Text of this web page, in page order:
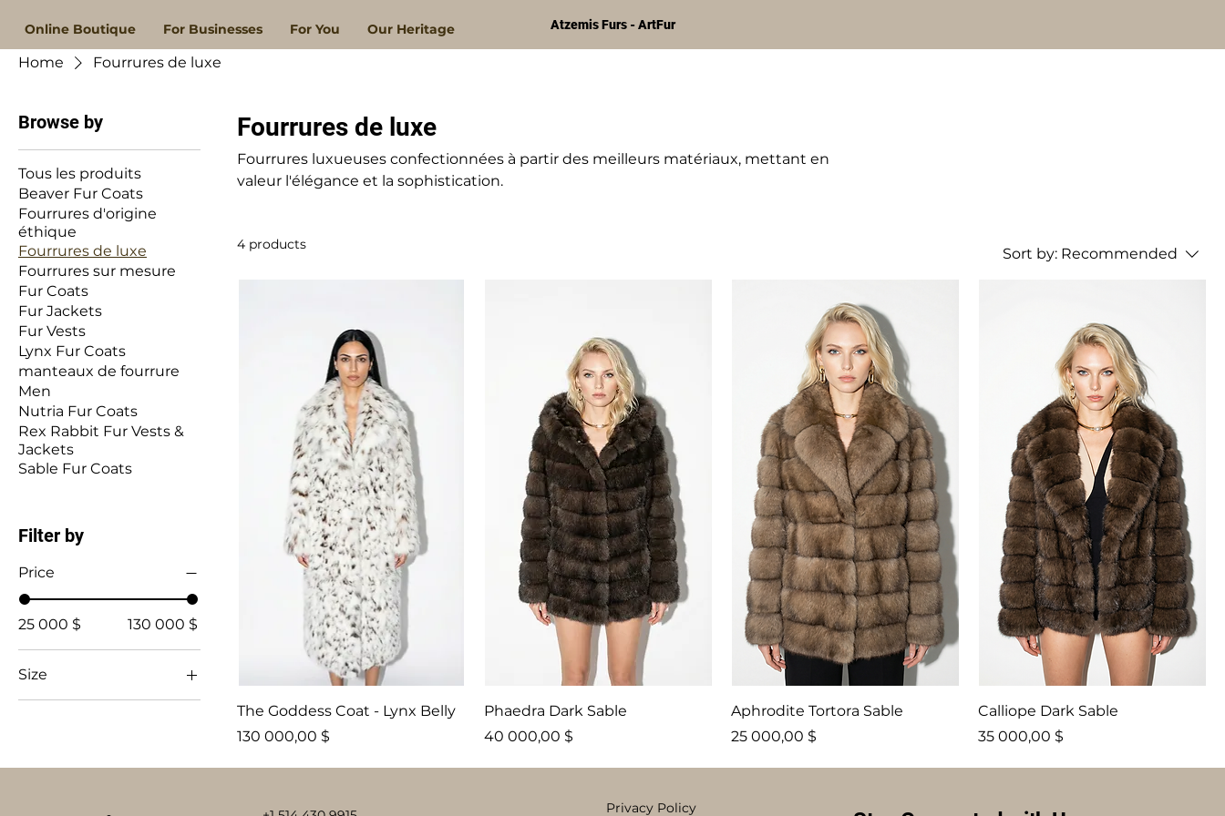
Online Boutique For Businesses For You Our Heritage Atzemis Furs - ArtFur
Home Fourrures de luxe
Browse by
Tous les produits
Beaver Fur Coats
Fourrures d'origine
éthique
Fourrures de luxe
Fourrures sur mesure
Fur Coats
Fur Jackets
Fur Vests
Lynx Fur Coats
manteaux de fourrure
Men
Nutria Fur Coats
Rex Rabbit Fur Vests &
Jackets
Sable Fur Coats
Filter by
Price
25 000 $ 130 000 $
Size
Large
Fourrures de luxe
Fourrures luxueuses confectionnées à partir des meilleurs matériaux, mettant en
valeur l'élégance et la sophistication.
4 products
Sort by: Recommended
The Goddess Coat - Lynx Belly
Price
130 000,00 $
Phaedra Dark Sable
Price
40 000,00 $
Aphrodite Tortora Sable
Price
25 000,00 $
Calliope Dark Sable
Price
35 000,00 $
Privacy Policy